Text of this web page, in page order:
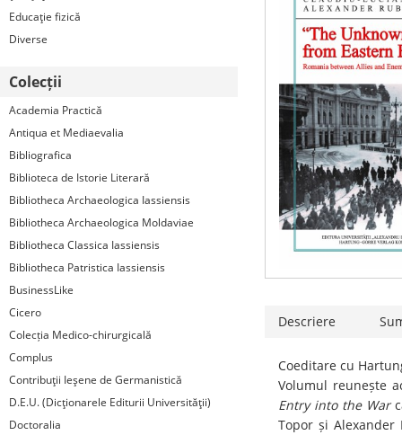
Educaţie fizică
Diverse
Colecții
Academia Practică
Antiqua et Mediaevalia
Bibliografica
Biblioteca de Istorie Literară
Bibliotheca Archaeologica Iassiensis
Bibliotheca Archaeologica Moldaviae
Bibliotheca Classica Iassiensis
Bibliotheca Patristica Iassiensis
BusinessLike
Cicero
Colecția Medico-chirurgicală
Complus
Contribuţii Ieşene de Germanistică
D.E.U. (Dicţionarele Editurii Universităţii)
Doctoralia
Descriere
Coeditare cu
Volumul reunește
Entry into the War
Topor și